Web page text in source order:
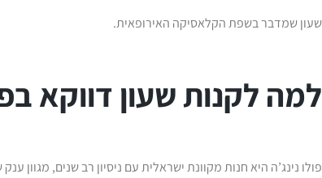
שעון שמדבר בשפת הקלאסיקה האירופאית.
למה לקנות שעון דווקא
פולו נינג’ה היא חנות מקוונת ישראלית עם ניסיון רב שנים, מגוון